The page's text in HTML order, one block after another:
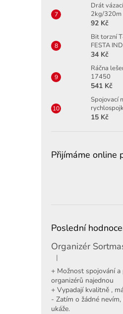
Drát
2kg/320m
92 Kč
Bit torzní
FESTA
34 Kč
Ráčna
17450
541 Kč
Spojovací
15 Kč
Přijímáme online
Poslední
Hodnocení produktu je
|
+ Možnost spojování a
organizérů najednou
+ Vypadají kvalitně ,
- Zatím o žádné nevím,
ukáže.